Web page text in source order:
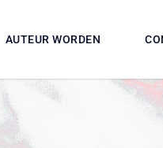
AUTEUR WORDEN